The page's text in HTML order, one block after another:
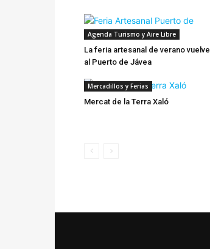
Agenda Turismo y Aire Libre
La feria artesanal de verano vuelve
al Puerto de Jávea
Mercadillos y Ferias
Mercat de la Terra Xaló